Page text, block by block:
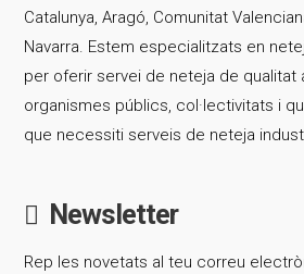
Catalunya, Aragó, Comunitat
Navarra. Estem especialitzats en
per oferir servei de neteja de qualitat
organismes públics, col·lectivitats i
que necessiti serveis de neteja
Newsletter
Rep les novetats al teu correu